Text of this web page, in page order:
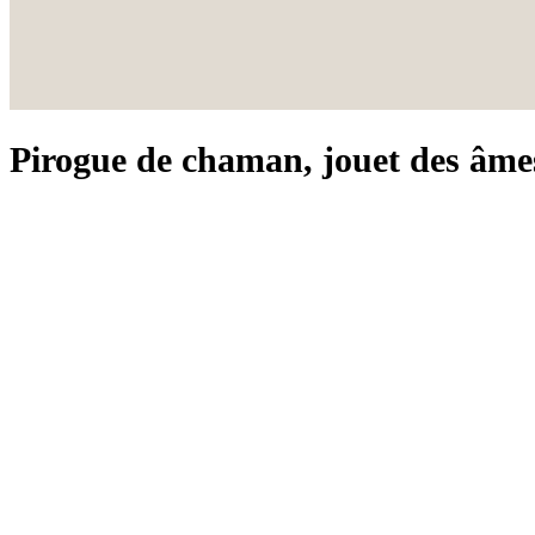
Pirogue de chaman, jouet des